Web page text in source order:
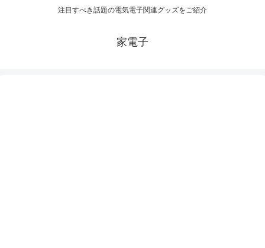
注目すべき話題の電気電子関連グッズをご紹介
家電子